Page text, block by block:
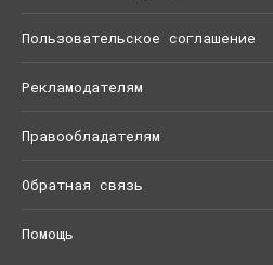
Пользовательское соглашение
Рекламодателям
Правообладателям
Обратная связь
Помощь